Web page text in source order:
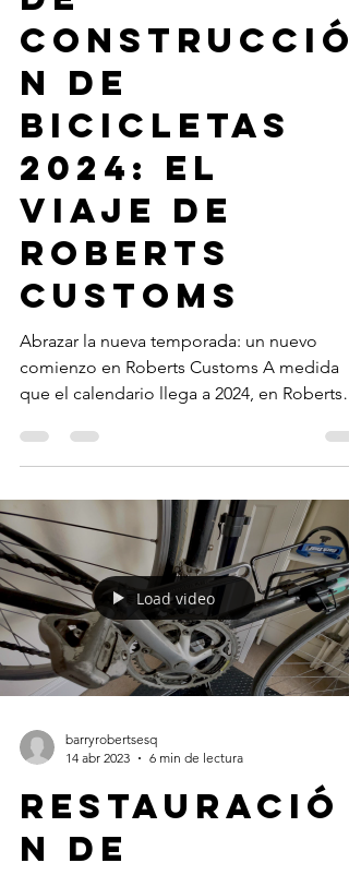
construcció
n de
bicicletas
2024: el
viaje de
Roberts
Customs
Abrazar la nueva temporada: un nuevo
comienzo en Roberts Customs A medida
que el calendario llega a 2024, en Roberts
Load video
barryrobertsesq
14 abr 2023
6 min de lectura
Restauració
n de